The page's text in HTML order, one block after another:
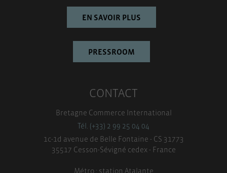
EN SAVOIR PLUS
PRESSROOM
CONTACT
Bretagne Commerce International
Tél. (+33) 2 99 25 04 04
1c-1d avenue de Belle Fontaine - CS 31773
35517 Cesson-Sévigné cedex - France
Métro : station Atalante